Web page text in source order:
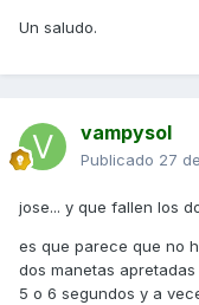
Un saludo.
vampysol
Publicado 27
jose... y que fallen los
es que parece que no
dos manetas
5 o 6 segundos y a